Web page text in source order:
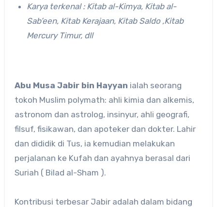
Karya terkenal : Kitab al-Kimya, Kitab al-
Sab’een, Kitab Kerajaan, Kitab Saldo ,Kitab
Mercury Timur, dll
Abu Musa Jabir bin Hayyan ialah seorang
tokoh Muslim polymath: ahli kimia dan alkemis,
astronom dan astrolog, insinyur, ahli geografi,
filsuf, fisikawan, dan apoteker dan dokter. Lahir
dan dididik di Tus, ia kemudian melakukan
perjalanan ke Kufah dan ayahnya berasal dari
Suriah ( Bilad al-Sham ).
Kontribusi terbesar Jabir adalah dalam bidang